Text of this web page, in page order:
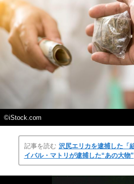
©︎iStock.com
記事を読む 沢尻エリカを逮捕した
イバル・マトリが逮捕した“あの大物”